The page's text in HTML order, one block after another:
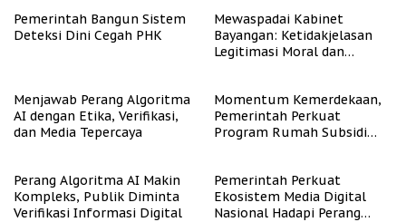
Pemerintah Bangun Sistem
Deteksi Dini Cegah PHK
Mewaspadai Kabinet
Bayangan: Ketidakjelasan
Legitimasi Moral dan
Menjawab Perang Algoritma
AI dengan Etika, Verifikasi,
dan Media Tepercaya
Momentum Kemerdekaan,
Pemerintah Perkuat
Program Rumah Subsidi
Perang Algoritma AI Makin
Kompleks, Publik Diminta
Verifikasi Informasi Digital
Pemerintah Perkuat
Ekosistem Media Digital
Nasional Hadapi Perang